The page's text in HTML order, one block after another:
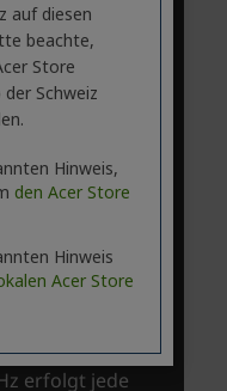
auf diesen
beachte,
Store
der Schweiz
Hinweis,
den Acer Store
Hinweis
Acer Store